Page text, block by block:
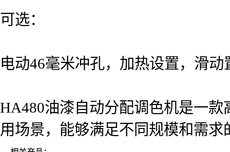
可选：
电动46毫米冲孔，加热设置，滑
HA480油漆自动分配调色机是一
用场景，能够满足不同规模和需求